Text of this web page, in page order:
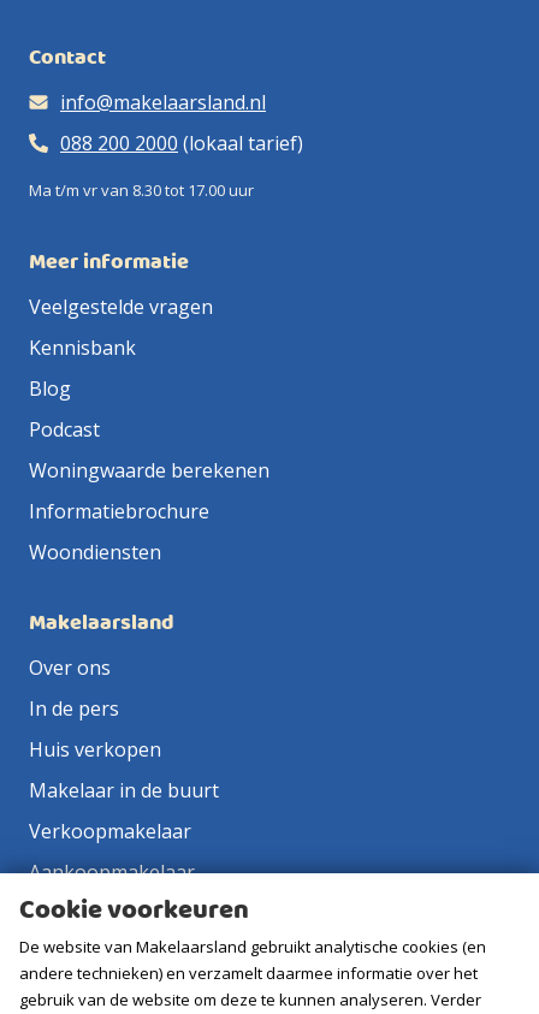
Contact
info@makelaarsland.nl
088 200 2000 (lokaal tarief)
Ma t/m vr van 8.30 tot 17.00 uur
Meer informatie
Veelgestelde vragen
Kennisbank
Blog
Podcast
Woningwaarde berekenen
Informatiebrochure
Woondiensten
Makelaarsland
Over ons
In de pers
Huis verkopen
Makelaar in de buurt
Verkoopmakelaar
Aankoopmakelaar
Contact
Vacatures
Cookie voorkeuren
De website van Makelaarsland gebruikt analytische cookies (en
andere technieken) en verzamelt daarmee informatie over het
gebruik van de website om deze te kunnen analyseren. Verder